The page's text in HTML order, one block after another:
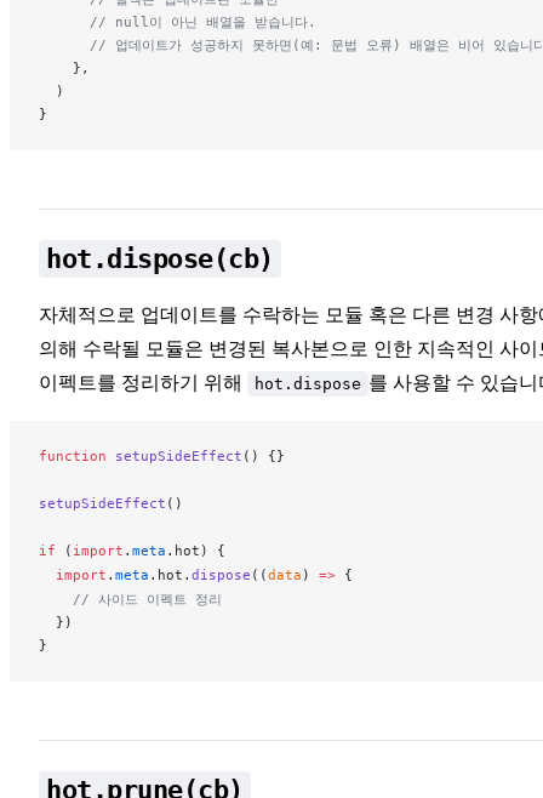
      // null이 아닌 배열을 받습니다.
// 업데이트가 성공하지 못하면(예: 문법 오류) 배열은 비어 있습니
    },
  )
}
hot.dispose(cb)
자체적으로 업데이트를 수락하는 모듈 혹은 다른 변경 사항
의해 수락될 모듈은 변경된 복사본으로 인한 지속적인 사이
이펙트를 정리하기 위해
hot.dispose 를 사용할 수 있습니
function setupSideEffect () {}
setupSideEffect ()
if ( import . meta . hot ) {
  import
. meta . hot . dispose ((data ) => {
    // 사이드 이펙트 정리
  })
}
hot.prune(cb)